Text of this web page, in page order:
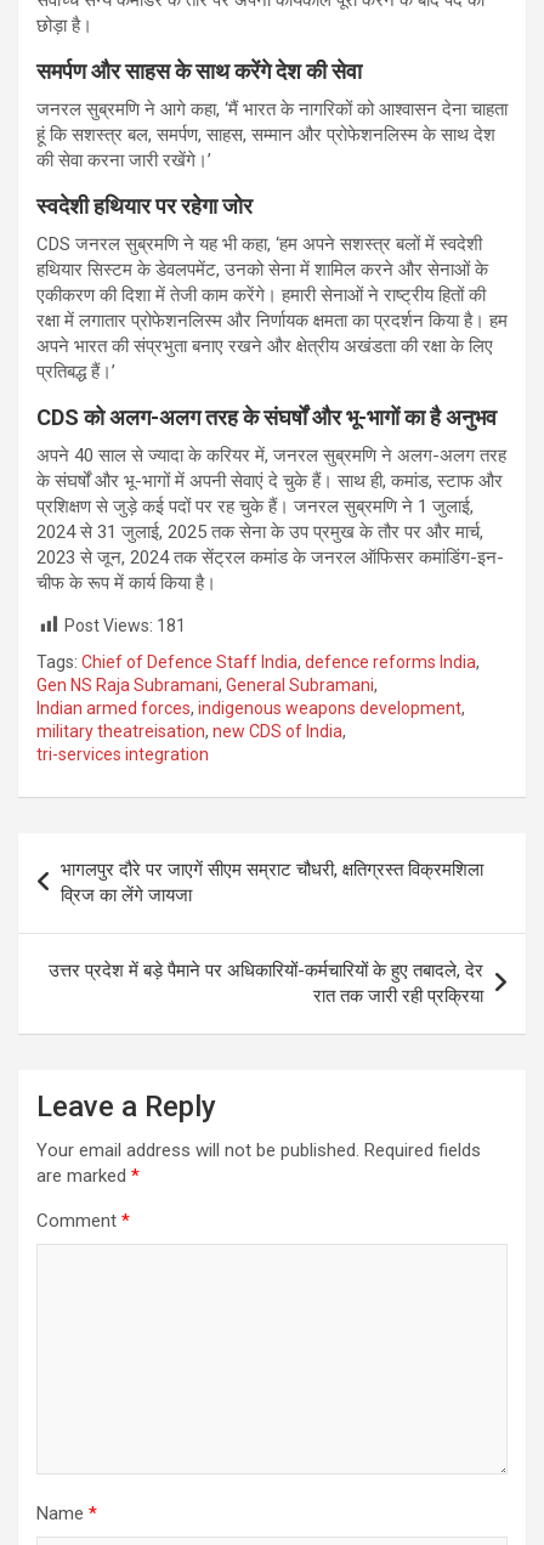
छोड़ा है।
समर्पण और साहस के साथ करेंगे देश की सेवा
जनरल सुब्रमणि ने आगे कहा, ‘मैं भारत के नागरिकों को आश्वासन देना चाहता
हूं कि सशस्त्र बल, समर्पण, साहस, सम्मान और प्रोफेशनलिस्म के साथ देश
की सेवा करना जारी रखेंगे।’
स्वदेशी हथियार पर रहेगा जोर
CDS जनरल सुब्रमणि ने यह भी कहा, ‘हम अपने सशस्त्र बलों में स्वदेशी
हथियार सिस्टम के डेवलपमेंट, उनको सेना में शामिल करने और सेनाओं के
एकीकरण की दिशा में तेजी काम करेंगे। हमारी सेनाओं ने राष्ट्रीय हितों की
रक्षा में लगातार प्रोफेशनलिस्म और निर्णायक क्षमता का प्रदर्शन किया है। हम
अपने भारत की संप्रभुता बनाए रखने और क्षेत्रीय अखंडता की रक्षा के लिए
प्रतिबद्ध हैं।’
CDS को अलग-अलग तरह के संघर्षों और भू-भागों का है अनुभव
अपने 40 साल से ज्यादा के करियर में, जनरल सुब्रमणि ने अलग-अलग तरह
के संघर्षों और भू-भागों में अपनी सेवाएं दे चुके हैं। साथ ही, कमांड, स्टाफ और
प्रशिक्षण से जुड़े कई पदों पर रह चुके हैं। जनरल सुब्रमणि ने 1 जुलाई,
2024 से 31 जुलाई, 2025 तक सेना के उप प्रमुख के तौर पर और मार्च,
2023 से जून, 2024 तक सेंट्रल कमांड के जनरल ऑफिसर कमांडिंग-इन-
चीफ के रूप में कार्य किया है।
Post Views: 181
Tags: Chief of Defence Staff India, defence reforms India,
Gen NS Raja Subramani, General Subramani,
Indian armed forces, indigenous weapons development,
military theatreisation, new CDS of India,
tri-services integration
navigation
भागलपुर दौरे पर जाएगें सीएम सम्राट चौधरी, क्षतिग्रस्त विक्रमशिला
व्रिज का लेंगे जायजा
उत्तर प्रदेश में बड़े पैमाने पर अधिकारियों-कर्मचारियों के हुए तबादले, देर
रात तक जारी रही प्रक्रिया
Leave a Reply
Your email address will not be published. Required fields
are marked *
Comment *
Name *